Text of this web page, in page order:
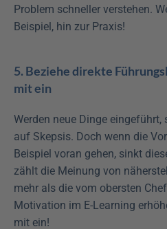
Problem schneller verstehen.
Beispiel, hin zur Praxis!
5. Beziehe direkte
mit ein
Werden neue Dinge
auf Skepsis. Doch wenn die
Beispiel voran gehen, sinkt
zählt die Meinung von
mehr als die vom obersten
Motivation im E-Learning
mit ein!